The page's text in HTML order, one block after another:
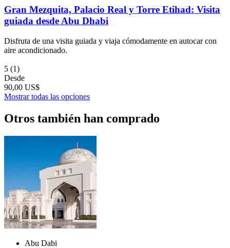
Gran Mezquita, Palacio Real y Torre Etihad: Visita
guiada desde Abu Dhabi
Disfruta de una visita guiada y viaja cómodamente en autocar con
aire acondicionado.
5 (1)
Desde
90,00 US$
Mostrar todas las opciones
Otros también han comprado
Abu Dabi